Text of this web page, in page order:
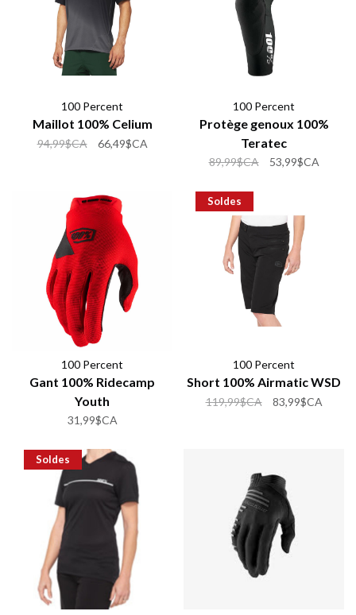
100 Percent
Maillot 100% Celium
94,99$CA 66,49$CA
100 Percent
Protège genoux 100%
Teratec
89,99$CA 53,99$CA
100 Percent
Gant 100% Ridecamp
Youth
31,99$CA
Soldes
100 Percent
Short 100% Airmatic WSD
119,99$CA 83,99$CA
Soldes